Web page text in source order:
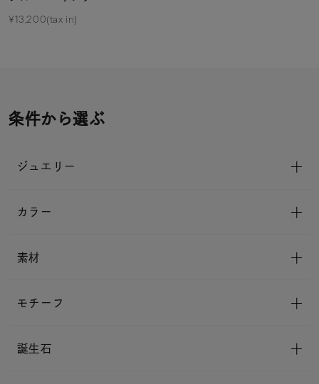
¥13,200(tax in)
条件から選ぶ
ジュエリー
カラー
素材
モチーフ
誕生石